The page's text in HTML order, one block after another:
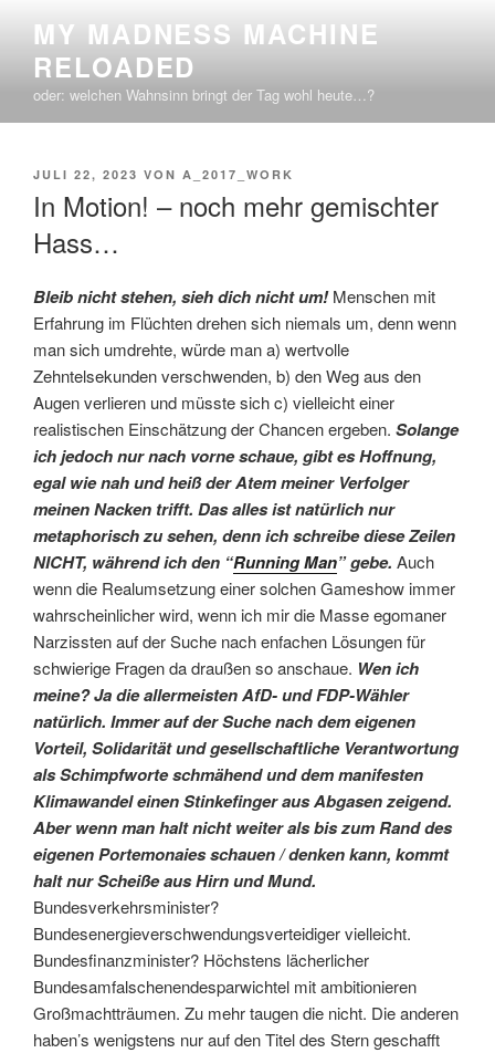
springen
MY MADNESS MACHINE
RELOADED
oder: welchen Wahnsinn bringt der Tag wohl heute…?
VERÖFFENTLICHT
JULI 22, 2023 VON A_2017_WORK
In Motion! – noch mehr gemischter
Hass…
Bleib nicht stehen, sieh dich nicht um!Menschen mit
Erfahrung im Flüchten drehen sich niemals um, denn wenn
man sich umdrehte, würde man a) wertvolle
Zehntelsekunden verschwenden, b) den Weg aus den
Augen verlieren und müsste sich c) vielleicht einer
realistischen Einschätzung der Chancen ergeben. Solange
ich jedoch nur nach vorne schaue, gibt es Hoffnung,
egal wie nah und heiß der Atem meiner Verfolger
meinen Nacken trifft. Das alles ist natürlich nur
metaphorisch zu sehen, denn ich schreibe diese Zeilen
NICHT, während ich den “Running Man” gebe. Auch
wenn die Realumsetzung einer solchen Gameshow immer
wahrscheinlicher wird, wenn ich mir die Masse egomaner
Narzissten auf der Suche nach enfachen Lösungen für
schwierige Fragen da draußen so anschaue. Wen ich
meine? Ja die allermeisten AfD- und FDP-Wähler
natürlich. Immer auf der Suche nach dem eigenen
Vorteil, Solidarität und gesellschaftliche Verantwortung
als Schimpfworte schmähend und dem manifesten
Klimawandel einen Stinkefinger aus Abgasen zeigend.
Aber wenn man halt nicht weiter als bis zum Rand des
eigenen Portemonaies schauen / denken kann, kommt
halt nur Scheiße aus Hirn und Mund.
Bundesverkehrsminister?
Bundesenergieverschwendungsverteidiger vielleicht.
Bundesfinanzminister? Höchstens lächerlicher
Bundesamfalschenendesparwichtel mit ambitionieren
Großmachtträumen. Zu mehr taugen die nicht. Die anderen
haben’s wenigstens nur auf den Titel des Stern geschafft